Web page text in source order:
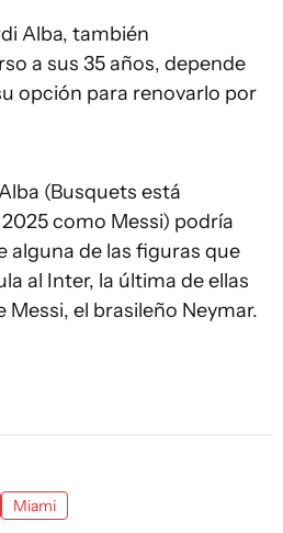
Alba, también
a sus 35 años, depende
opción para renovarlo por
(Busquets está
como Messi) podría
alguna de las figuras que
al Inter, la última de ellas
el brasileño Neymar.
Miami